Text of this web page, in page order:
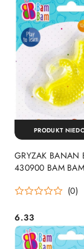
GRYZAK BANAN
430900 BAM BAM
(0)
Cena:
6.33
PRODUKT